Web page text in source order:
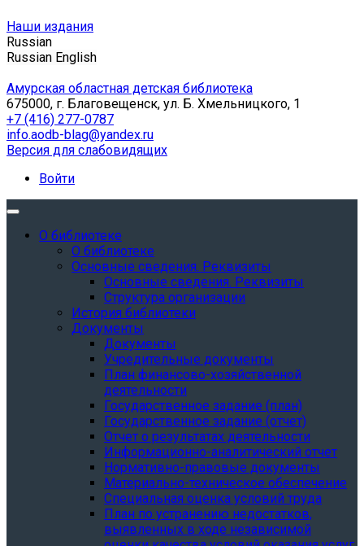
Наши издания
Russian
Russian English
Амурская областная детская библиотека
675000, г. Благовещенск, ул. Б. Хмельницкого, 1
+7 (416) 277-0787
info.aodb-blag@yandex.ru
Версия для слабовидящих
Войти
О библиотеке
О библиотеке
Основные сведения. Реквизиты
Основные сведения. Реквизиты
Структура организации
История библиотеки
Документы
Документы
Учредительные документы
План финансово-хозяйственной
деятельности
Государственное задание (план)
Государственное задание (отчет)
Отчет о результатах деятельности
Информационно-аналитический отчет
Нормативно-правовые документы
Материально-техническое обеспечение
Специальная оценка условий труда
План по устранению недостатков,
выявленных в ходе независимой